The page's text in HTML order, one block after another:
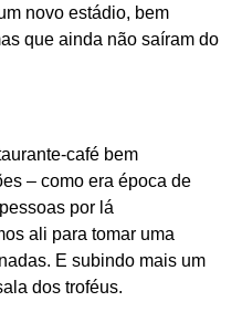
novo estádio, bem
que ainda não saíram do
café bem
– como era época de
por lá
ali para tomar uma
E subindo mais um
dos troféus.